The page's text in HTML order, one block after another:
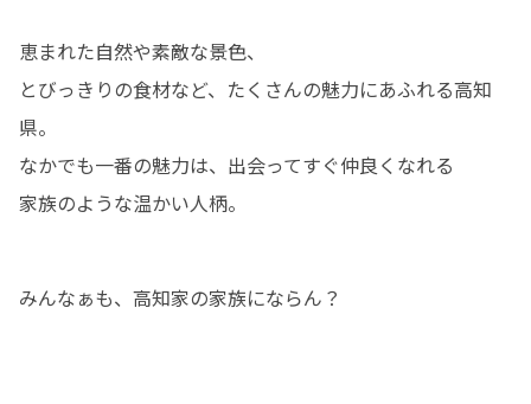
恵まれた自然や素敵な景色、
とびっきりの食材など、たくさんの魅力にあふれる高知
県。
なかでも一番の魅力は、出会ってすぐ仲良くなれる
家族のような温かい人柄。
みんなぁも、高知家の家族にならん？